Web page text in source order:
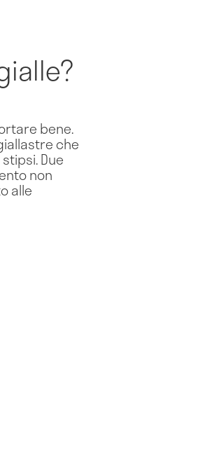
bene.
che
Due
non
alle